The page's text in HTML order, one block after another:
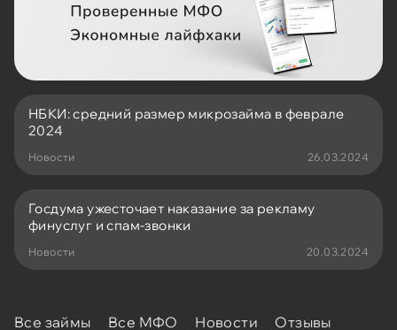
НБКИ: средний размер микрозайма в феврале
2024
Новости 26.03.2024
Госдума ужесточает наказание за рекламу
финуслуг и спам-звонки
Новости 20.03.2024
Все займы Все МФО Новости Отзывы